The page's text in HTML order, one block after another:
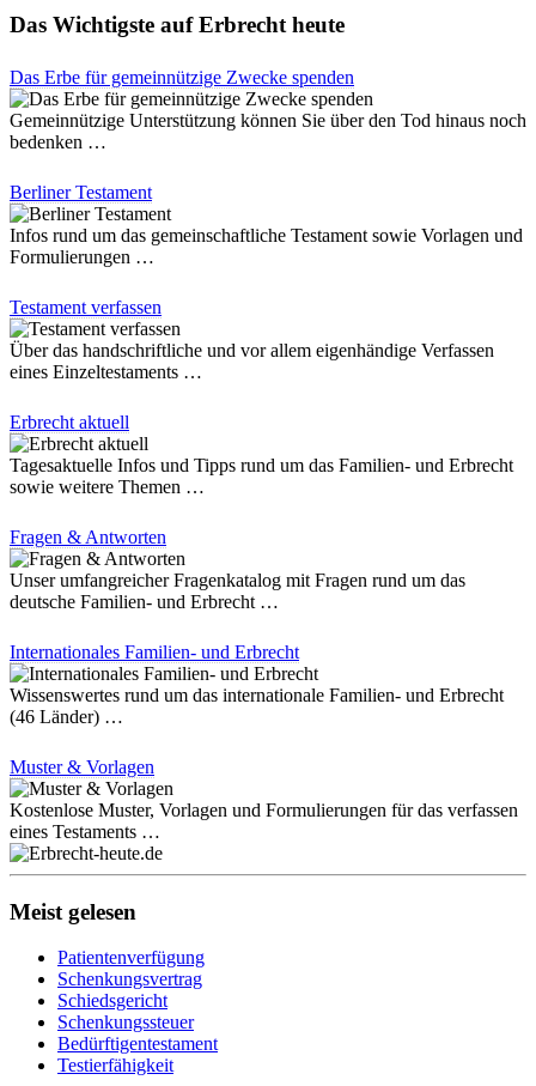
Das Wichtigste auf Erbrecht heute
Das Erbe für gemeinnützige Zwecke spenden
Gemeinnützige Unterstützung können Sie über den Tod hinaus noch
bedenken …
Berliner Testament
Infos rund um das gemeinschaftliche Testament sowie Vorlagen und
Formulierungen …
Testament verfassen
Über das handschriftliche und vor allem eigenhändige Verfassen
eines Einzeltestaments …
Erbrecht aktuell
Tagesaktuelle Infos und Tipps rund um das Familien- und Erbrecht
sowie weitere Themen …
Fragen & Antworten
Unser umfangreicher Fragenkatalog mit Fragen rund um das
deutsche Familien- und Erbrecht …
Internationales Familien- und Erbrecht
Wissenswertes rund um das internationale Familien- und Erbrecht
(46 Länder) …
Muster & Vorlagen
Kostenlose Muster, Vorlagen und Formulierungen für das verfassen
eines Testaments …
Meist gelesen
Patientenverfügung
Schenkungsvertrag
Schiedsgericht
Schenkungssteuer
Bedürftigentestament
Testierfähigkeit